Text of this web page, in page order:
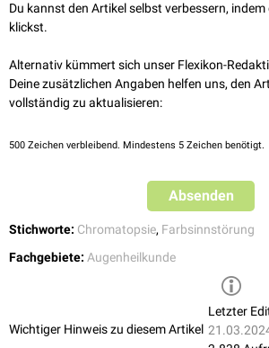
Aphakie(seltener)
Iriskolobom
Erblindungnach Elektrounfall (kann mit
Albinismus
Glaskörperblutung
Du kannst den Artikel selbst verbessern,
klickst.
Alternativ kümmert sich unser Flexikon-
Deine zusätzlichen Angaben helfen uns, den
vollständig zu aktualisieren:
500 Zeichen verbleibend. Mindestens 5 Zeichen benötigt.
Absenden
Stichworte: Chromatopsie, Farbsinnstörung
Fachgebiete: Augenheilkunde
Wichtiger Hinweis zu diesem Artikel
Letzter